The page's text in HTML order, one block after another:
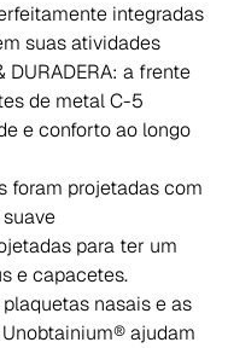
integradas
suas atividades
DURADERA: a frente
de metal C-5
e conforto ao longo
foram projetadas com
para ter um
e capacetes.
plaquetas nasais e as
ajudam